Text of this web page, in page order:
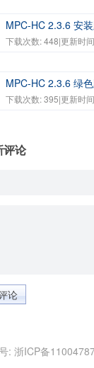
MPC-HC 2.3.6 安装
下载次数: 448|更新时
MPC-HC 2.3.6 绿色
下载次数: 395|更新时
评论
论
: 浙ICP备